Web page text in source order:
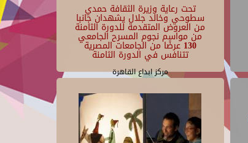
تحت رعاية وزيرة الثقافة حمدي
سطوحي وخالد جلال يشهدان جانبا
من العروض المتقدمة للدورة الثامنة
من مواسم نجوم المسرح الجامعي
130 عرضًا من الجامعات المصرية
تتنافس في الدورة الثامنة
مركز ابداع القاهرة